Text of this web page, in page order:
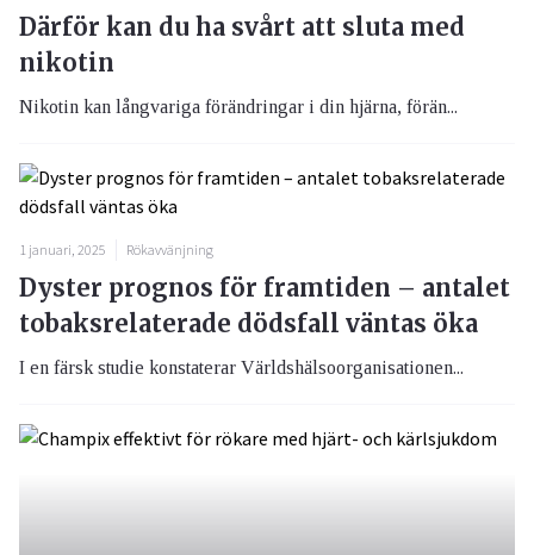
Därför kan du ha svårt att sluta med
nikotin
Nikotin kan långvariga förändringar i din hjärna, förän...
1 januari, 2025 Rökavvänjning
Dyster prognos för framtiden – antalet
tobaksrelaterade dödsfall väntas öka
I en färsk studie konstaterar Världshälsoorganisationen...